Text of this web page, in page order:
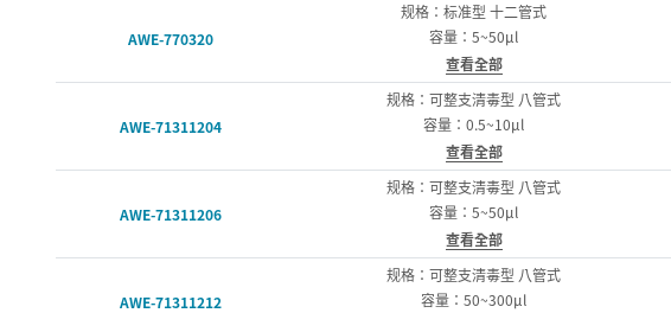
AWE-770320
规格：标准型 十二管式
容量：5~50µl
查看全部
AWE-71311204
规格：可整支清毒型 八管式
容量：0.5~10µl
查看全部
AWE-71311206
规格：可整支清毒型 八管式
容量：5~50µl
查看全部
AWE-71311212
规格：可整支清毒型 八管式
容量：50~300µl